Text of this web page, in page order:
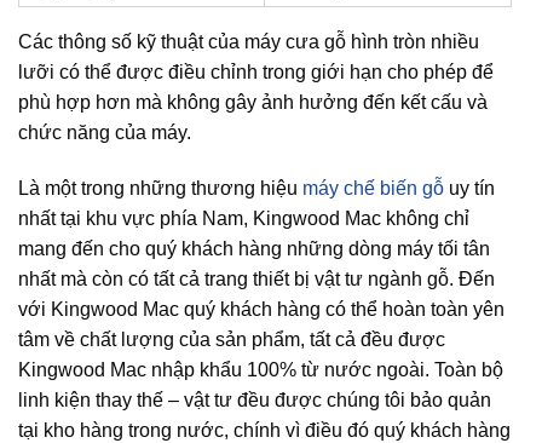
Các thông số kỹ thuật của máy cưa gỗ hình tròn nhiều
lưỡi có thể được điều chỉnh trong giới hạn cho phép để
phù hợp hơn mà không gây ảnh hưởng đến kết cấu và
chức năng của máy.
Là một trong những thương hiệu máy chế biến gỗ uy tín
nhất tại khu vực phía Nam, Kingwood Mac không chỉ
mang đến cho quý khách hàng những dòng máy tối tân
nhất mà còn có tất cả trang thiết bị vật tư ngành gỗ. Đến
với Kingwood Mac quý khách hàng có thể hoàn toàn yên
tâm về chất lượng của sản phẩm, tất cả đều được
Kingwood Mac nhập khẩu 100% từ nước ngoài. Toàn bộ
linh kiện thay thế – vật tư đều được chúng tôi bảo quản
tại kho hàng trong nước, chính vì điều đó quý khách hàng